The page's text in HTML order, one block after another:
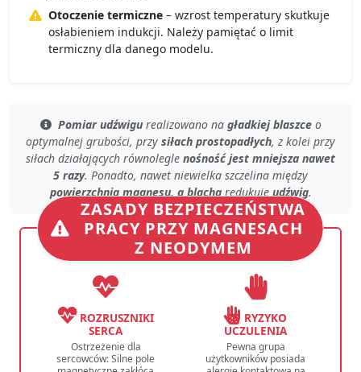
Otoczenie termiczne – wzrost temperatury skutkuje
osłabieniem indukcji. Należy pamiętać o limit
termiczny dla danego modelu.
Pomiar udźwigurealizowano na gładkiej blaszceo
optymalnej grubości, przy siłach prostopadłych, z kolei przy
siłach działających równolegle nośność jest mniejsza nawet
5 razy. Ponadto, nawet niewielka szczelina między
powierzchnią magnesu, a blachąredukuje udźwig.
ZASADY BEZPIECZEŃSTWA
PRACY PRZY MAGNESACH
Z NEODYMEM
ROZRUSZNIKI
SERCA
Ostrzeżenie dla
sercowców: Silne pole
RYZYKO
UCZULENIA
Pewna grupa
użytkowników posiada